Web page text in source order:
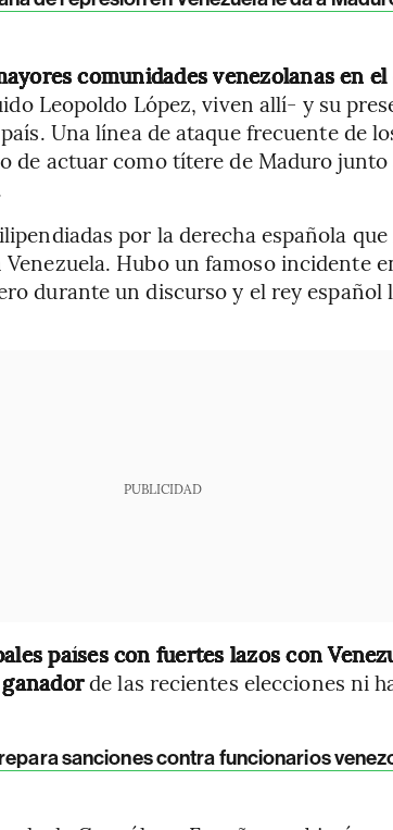
comunidades venezolanas en
Leopoldo López, viven allí- y su
Una línea de ataque frecuente de
de actuar como títere de Maduro
por la derecha española
Hubo un famoso incidente
durante un discurso y el rey español
PUBLICIDAD
países con fuertes lazos con
de las recientes elecciones ni
sanciones contra funcionarios